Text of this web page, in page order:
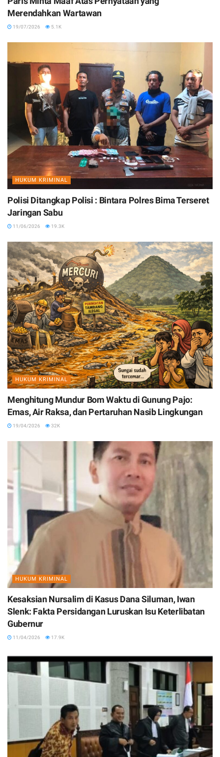
Merendahkan Wartawan
19/07/2026 5.1K
HUKUM KRIMINAL
Polisi Ditangkap Polisi : Bintara Polres Bima Terseret
Jaringan Sabu
11/06/2026 19.3K
HUKUM KRIMINAL
Menghitung Mundur Bom Waktu di Gunung Pajo:
Emas, Air Raksa, dan Pertaruhan Nasib Lingkungan
19/04/2026 32K
HUKUM KRIMINAL
Kesaksian Nursalim di Kasus Dana Siluman, Iwan
Slenk: Fakta Persidangan Luruskan Isu Keterlibatan
Gubernur
11/04/2026 17.9K